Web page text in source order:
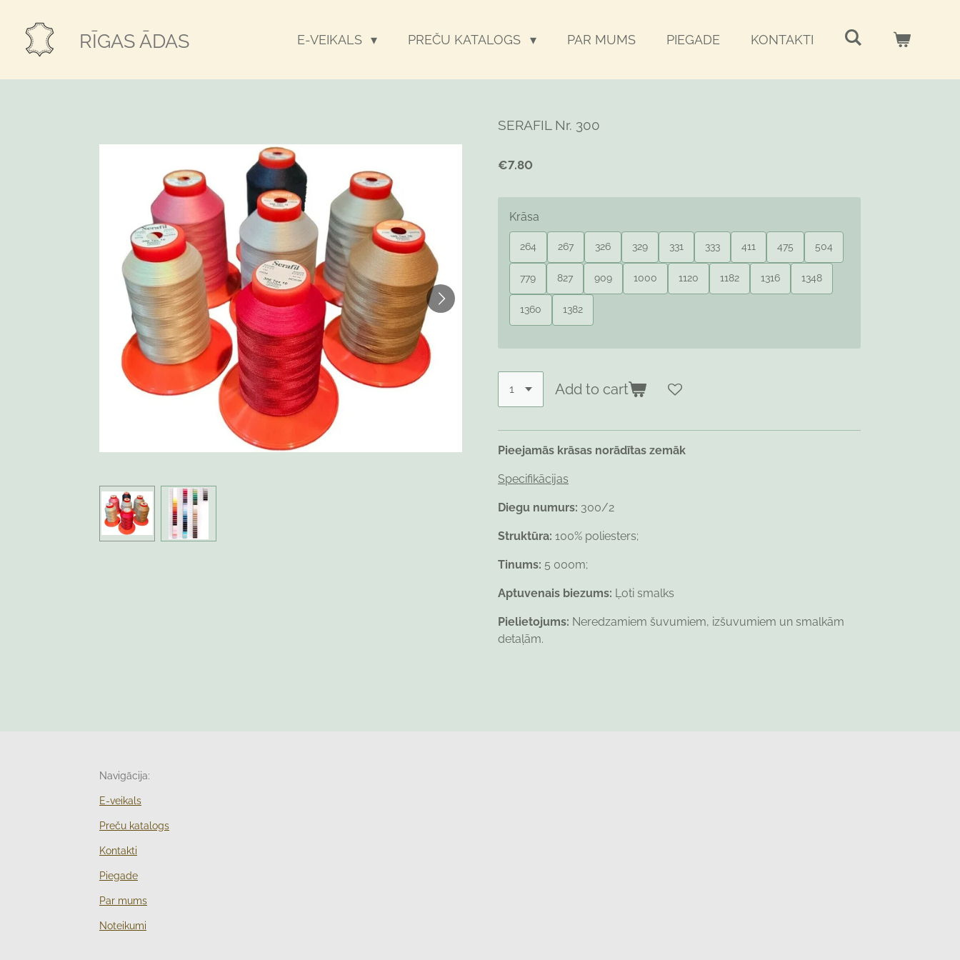
main
RĪGAS ĀDAS E-VEIKALS PREČU KATALOGS PAR MUMS PIEGADE KONTAKTI
SERAFIL Nr. 300
€7.80
Krāsa
264 267 326 329 331 333 411 475 504
779 827 909 1000 1120 1182 1316 1348
1360 1382
Add to cart
Pieejamās krāsas norādītas zemāk
Specifikācijas
Diegu numurs: 300/2
Struktūra: 100% poliesters;
Tinums: 5 000m;
Aptuvenais biezums: Ļoti smalks
Pielietojums: Neredzamiem šuvumiem, izšuvumiem un smalkām
detaļām.
Navigācija:
E-veikals
Preču katalogs
Kontakti
Piegade
Par mums
Noteikumi